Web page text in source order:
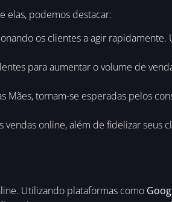
elas, podemos destacar:
os clientes a agir rapidamente.
para aumentar o volume de
Mães, tornam-se esperadas pelos
online, além de fidelizar seus
Utilizando plataformas como